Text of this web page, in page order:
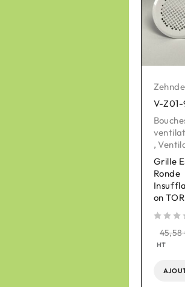
V-Z01-
,
Grille
Ronde
on
45,58
HT